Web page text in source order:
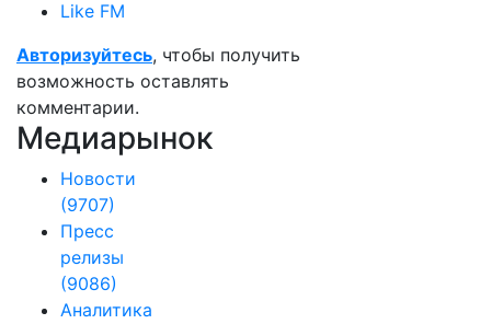
Like FM
Авторизуйтесь, чтобы получить
возможность оставлять
комментарии.
Медиарынок
Новости
(9707)
Пресс
релизы
(9086)
Аналитика